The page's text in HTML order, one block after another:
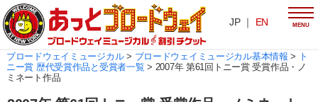
JP ｜ EN MENU
ブロードウェイミュージカル> ブロードウェイミュージカル基本情報 >
ト
ニー賞 歴代受賞作品と受賞者一覧 > 2007年 第61回トニー賞 受賞作品・ノ
ミネート作品